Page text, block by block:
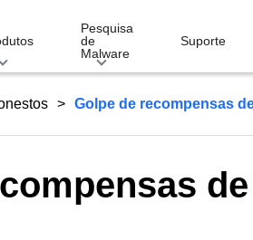
Pesquisa
de
Malware
Suporte
Golpe de recompensas